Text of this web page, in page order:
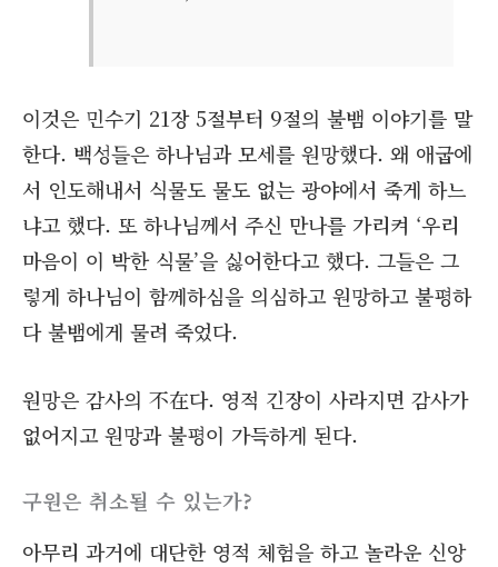
이것은 민수기 21장 5절부터 9절의 불뱀 이야기를 말
한다. 백성들은 하나님과 모세를 원망했다. 왜 애굽에
서 인도해내서 식물도 물도 없는 광야에서 죽게 하느
냐고 했다. 또 하나님께서 주신 만나를 가리켜 ‘우리
마음이 이 박한 식물’을 싫어한다고 했다. 그들은 그
렇게 하나님이 함께하심을 의심하고 원망하고 불평하
다 불뱀에게 물려 죽었다.
원망은 감사의 不在다. 영적 긴장이 사라지면 감사가
없어지고 원망과 불평이 가득하게 된다.
구원은 취소될 수 있는가?
아무리 과거에 대단한 영적 체험을 하고 놀라운 신앙